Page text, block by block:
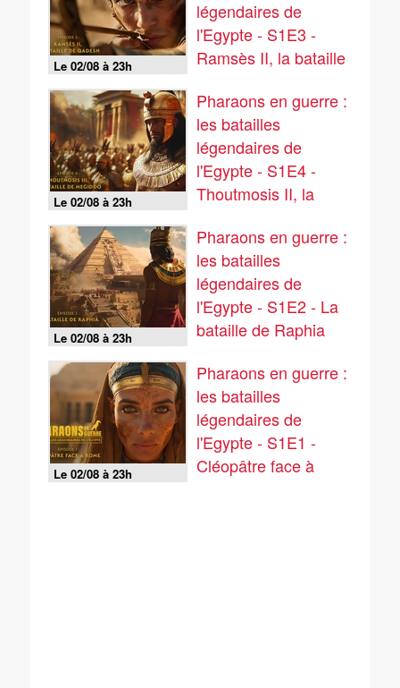
Le 02/08 à 23h
légendaires de
l'Egypte - S1E3 -
Ramsès II, la bataille
Le 02/08 à 23h
Pharaons en guerre :
les batailles
légendaires de
l'Egypte - S1E4 -
Thoutmosis II, la
Le 02/08 à 23h
Pharaons en guerre :
les batailles
légendaires de
l'Egypte - S1E2 - La
bataille de Raphia
Le 02/08 à 23h
Pharaons en guerre :
les batailles
légendaires de
l'Egypte - S1E1 -
Cléopâtre face à